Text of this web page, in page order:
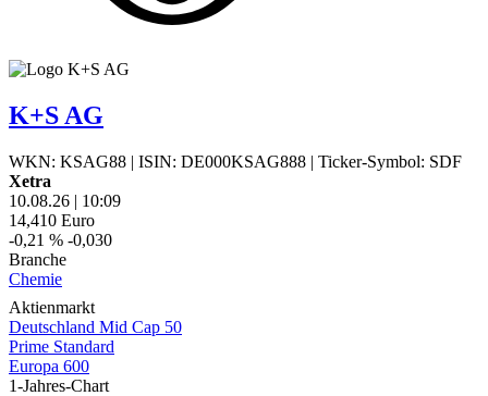
K+S AG
WKN: KSAG88 | ISIN: DE000KSAG888 | Ticker-Symbol: SDF
Xetra
10.08.26 | 10:09
14,410 Euro
-0,21 % -0,030
Branche
Chemie
Aktienmarkt
Deutschland Mid Cap 50
Prime Standard
Europa 600
1-Jahres-Chart